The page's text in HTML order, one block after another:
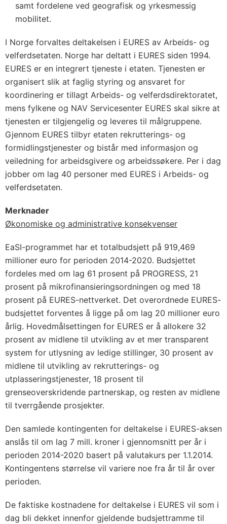
samt fordelene ved geografisk og yrkesmessig
mobilitet.
I Norge forvaltes deltakelsen i EURES av Arbeids- og
velferdsetaten. Norge har deltatt i EURES siden 1994.
EURES er en integrert tjeneste i etaten. Tjenesten er
organisert slik at faglig styring og ansvaret for
koordinering er tillagt Arbeids- og velferdsdirektoratet,
mens fylkene og NAV Servicesenter EURES skal sikre at
tjenesten er tilgjengelig og leveres til målgruppene.
Gjennom EURES tilbyr etaten rekrutterings- og
formidlingstjenester og bistår med informasjon og
veiledning for arbeidsgivere og arbeidssøkere. Per i dag
jobber om lag 40 personer med EURES i Arbeids- og
velferdsetaten.
Merknader
Økonomiske og administrative konsekvenser
EaSI-programmet har et totalbudsjett på 919,469
millioner euro for perioden 2014-2020. Budsjettet
fordeles med om lag 61 prosent på PROGRESS, 21
prosent på mikrofinansieringsordningen og med 18
prosent på EURES-nettverket. Det overordnede EURES-
budsjettet forventes å ligge på om lag 20 millioner euro
årlig. Hovedmålsettingen for EURES er å allokere 32
prosent av midlene til utvikling av et mer transparent
system for utlysning av ledige stillinger, 30 prosent av
midlene til utvikling av rekrutterings- og
utplasseringstjenester, 18 prosent til
grenseoverskridende partnerskap, og resten av midlene
til tverrgående prosjekter.
Den samlede kontingenten for deltakelse i EURES-aksen
anslås til om lag 7 mill. kroner i gjennomsnitt per år i
perioden 2014-2020 basert på valutakurs per 1.1.2014.
Kontingentens størrelse vil variere noe fra år til år over
perioden.
De faktiske kostnadene for deltakelse i EURES vil som i
dag bli dekket innenfor gjeldende budsjettramme til